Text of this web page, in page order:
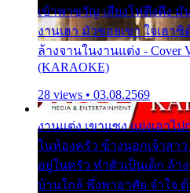
เข้าพาขวัญ เสียงโห่ตึงตึง
งานเฮา มัวซอยเขา ใจเฮ
ล้างจานในงานแต่ง - Cover
(KARAOKE)
28 views • 03.08.2569
งานแต่ง เขาแซง แย่งเอา
ในห้องครัว ข้างนอกเจ้าสา
อยู่ในครัว ทำตัวเป็นเด็ก ล้า
บ้านใกล้ พึ่งพาอาศัย จำใจ